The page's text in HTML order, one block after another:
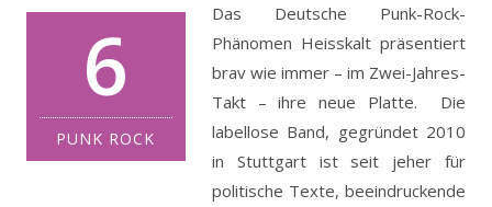
6
PUNK ROCK
Das Deutsche Punk-Rock-
Phänomen Heisskalt präsentiert
brav wie immer – im Zwei-Jahres-
Takt – ihre neue Platte.
Die
labellose Band, gegründet 2010
in Stuttgart ist seit jeher für
politische Texte, beeindruckende